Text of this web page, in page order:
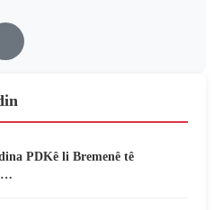
PDKê li Bremenê tê